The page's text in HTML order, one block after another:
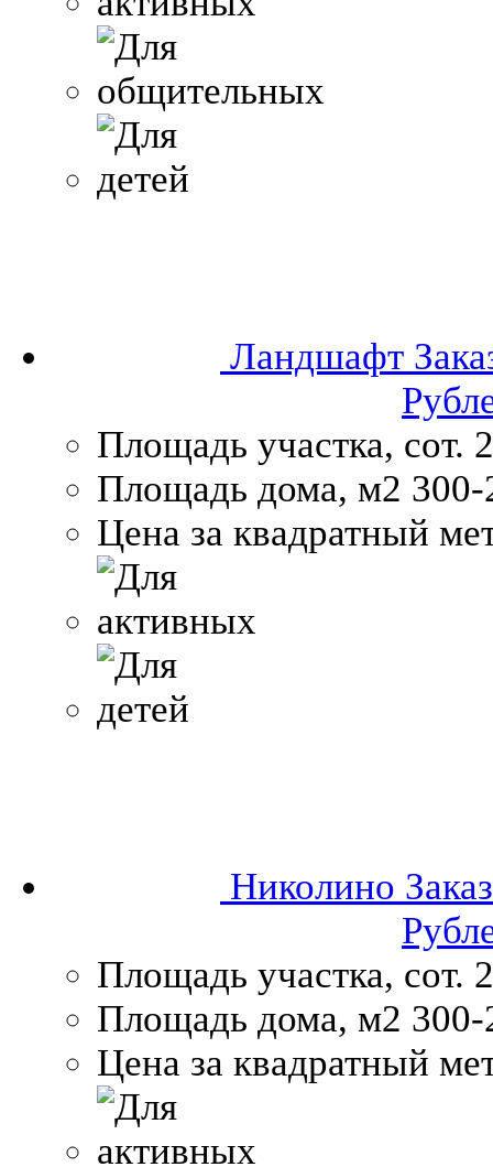
Ландшафт
Площадь участка, сот.
Площадь дома, м2
Цена за квадратный
Николино
Площадь участка, сот.
Площадь дома, м2
Цена за квадратный